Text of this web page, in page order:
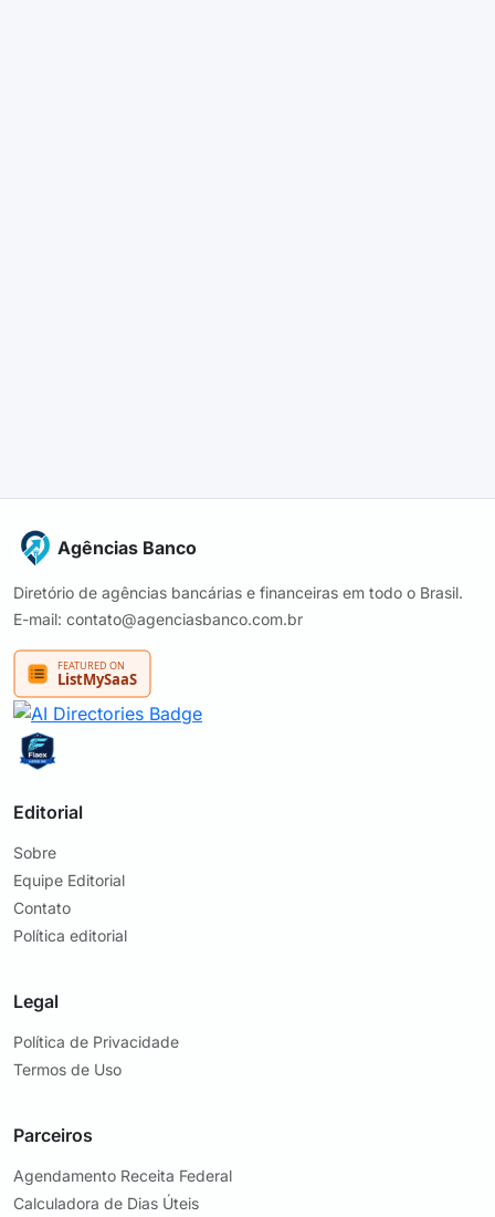
Agências Banco
Diretório de agências bancárias e financeiras em todo o Brasil.
E-mail: contato@agenciasbanco.com.br
Editorial
Sobre
Equipe Editorial
Contato
Política editorial
Legal
Política de Privacidade
Termos de Uso
Parceiros
Agendamento Receita Federal
Calculadora de Dias Úteis